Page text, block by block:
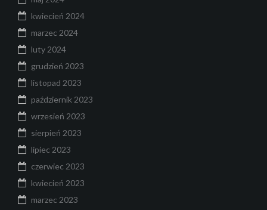
kwiecień 2024
marzec 2024
luty 2024
grudzień 2023
listopad 2023
październik 2023
wrzesień 2023
sierpień 2023
lipiec 2023
czerwiec 2023
kwiecień 2023
marzec 2023